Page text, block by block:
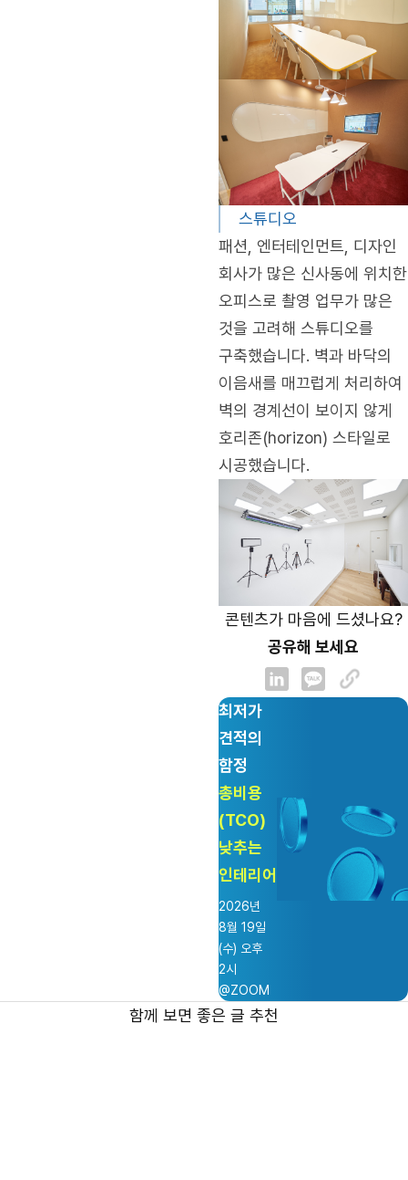
스튜디오
패션, 엔터테인먼트, 디자인
회사가 많은 신사동에 위치한
오피스로 촬영 업무가 많은
것을 고려해 스튜디오를
구축했습니다. 벽과 바닥의
이음새를 매끄럽게 처리하여
벽의 경계선이 보이지 않게
호리존(horizon) 스타일로
시공했습니다.
콘텐츠가 마음에 드셨나요?
공유해 보세요
최저가
견적의
함정
총비용
(TCO)
낮추는
인테리어
2026년
8월 19일
(수) 오후
2시
@ZOOM
함께 보면 좋은 글 추천